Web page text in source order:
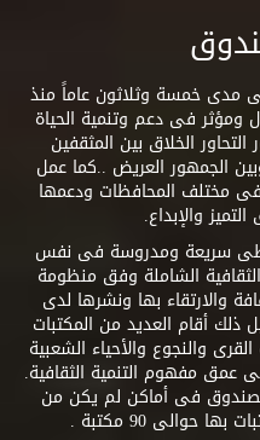
مدى خمسة وثلاثون عاماً منذ
بدور فعال ومؤثر فى دعم وتنمية الحياة
الخلاق بين المثقفين
الجمهور العريض ..كما عمل
مختلف المحافظات ودعمها
والإبداع.
سريعة ومدروسة فى نفس
الشاملة وفق منظومة
والارتقاء بها ونشرها لدى
أقام العديد من المكتبات
والنجوع والأحياء الشعبية
مفهوم التنمية الثقافية.
فى أماكن لم يكن من
حوالى 90 مكتبة .